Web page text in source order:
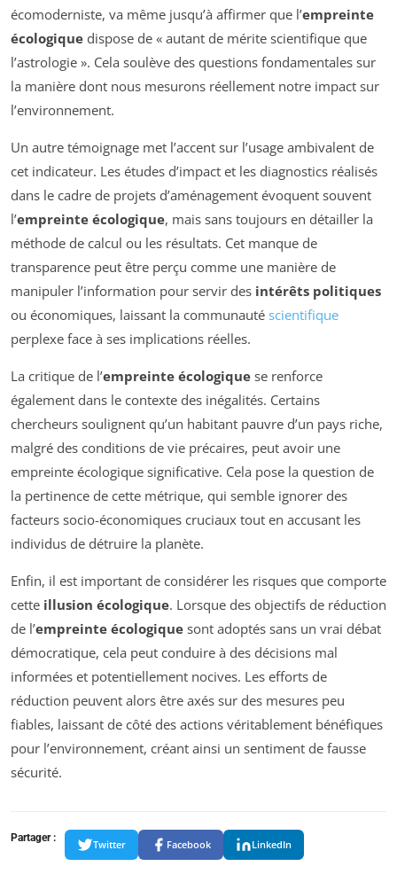
écomoderniste, va même jusqu’à affirmer que l’empreinte
écologique dispose de « autant de mérite scientifique que
l’astrologie ». Cela soulève des questions fondamentales sur
la manière dont nous mesurons réellement notre impact sur
l’environnement.
Un autre témoignage met l’accent sur l’usage ambivalent de
cet indicateur. Les études d’impact et les diagnostics réalisés
dans le cadre de projets d’aménagement évoquent souvent
l’empreinte écologique, mais sans toujours en détailler la
méthode de calcul ou les résultats. Cet manque de
transparence peut être perçu comme une manière de
manipuler l’information pour servir des intérêts politiques
ou économiques, laissant la communauté scientifique
perplexe face à ses implications réelles.
La critique de l’empreinte écologique se renforce
également dans le contexte des inégalités. Certains
chercheurs soulignent qu’un habitant pauvre d’un pays riche,
malgré des conditions de vie précaires, peut avoir une
empreinte écologique significative. Cela pose la question de
la pertinence de cette métrique, qui semble ignorer des
facteurs socio-économiques cruciaux tout en accusant les
individus de détruire la planète.
Enfin, il est important de considérer les risques que comporte
cette illusion écologique. Lorsque des objectifs de réduction
de l’empreinte écologique sont adoptés sans un vrai débat
démocratique, cela peut conduire à des décisions mal
informées et potentiellement nocives. Les efforts de
réduction peuvent alors être axés sur des mesures peu
fiables, laissant de côté des actions véritablement bénéfiques
pour l’environnement, créant ainsi un sentiment de fausse
sécurité.
Partager :
Twitter Facebook LinkedIn